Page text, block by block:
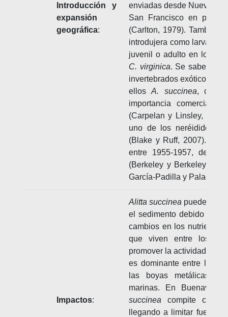
Introducción y
expansión
geográfica:
enviadas desde Nueva
San Francisco en
(Carlton, 1979). También,
introdujera como larva en
juvenil o adulto en los
C. virginica. Se sabe de
invertebrados exóticos en
ellosA. succinea, con
importancia comercial y
(Carpelan y Linsley,
uno de los neréididos
(Blake y Ruff, 2007). En
entre 1955-1957, de
(Berkeley y Berkeley,
García-Padilla y Palacio,
Impactos:
Alitta succinea puede
el sedimento debido a su
cambios en los nutrientes
que viven entre los
promover la actividad
es dominante entre los
las boyas metálicas
marinas. En
succinea compite con
llegando a limitar